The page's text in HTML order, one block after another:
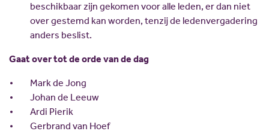
beschikbaar zijn gekomen voor alle leden, er dan niet
over gestemd kan worden, tenzij de ledenvergadering
anders beslist.
Gaat over tot de orde van de dag
Mark de Jong
Johan de Leeuw
Ardi Pierik
Gerbrand van Hoef